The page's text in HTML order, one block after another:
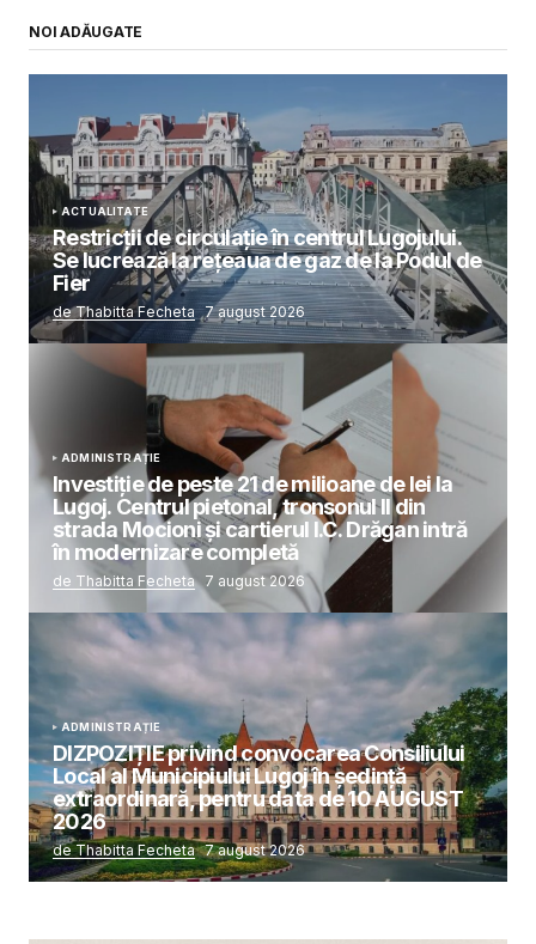
NOI ADĂUGATE
ACTUALITATE
Restricții de circulație în centrul Lugojului.
Se lucrează la rețeaua de gaz de la Podul de
Fier
de Thabitta Fecheta 7 august 2026
ADMINISTRAȚIE
Investiție de peste 21 de milioane de lei la
Lugoj. Centrul pietonal, tronsonul II din
strada Mocioni și cartierul I.C. Drăgan intră
în modernizare completă
de Thabitta Fecheta 7 august 2026
ADMINISTRAȚIE
DIZPOZIȚIE privind convocarea Consiliului
Local al Municipiului Lugoj în şedinţă
extraordinară, pentru data de 10 AUGUST
2026
de Thabitta Fecheta 7 august 2026